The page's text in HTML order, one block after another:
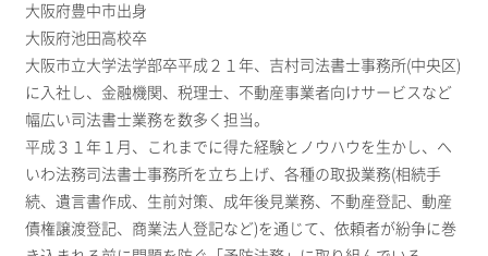
大阪府豊中市出身
大阪府池田高校卒
大阪市立大学法学部卒平成２１年、吉村司法書士事務所(中央区)
に入社し、金融機関、税理士、不動産事業者向けサービスなど
幅広い司法書士業務を数多く担当。
平成３１年１月、これまでに得た経験とノウハウを生かし、へ
いわ法務司法書士事務所を立ち上げ、各種の取扱業務(相続手
続、遺言書作成、生前対策、成年後見業務、不動産登記、動産
債権譲渡登記、商業法人登記など)を通じて、依頼者が紛争に巻